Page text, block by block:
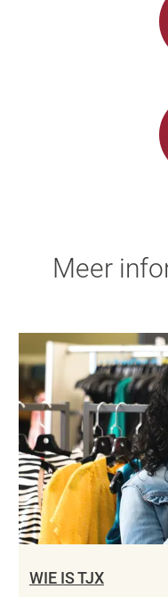
Meer
WIE IS TJX